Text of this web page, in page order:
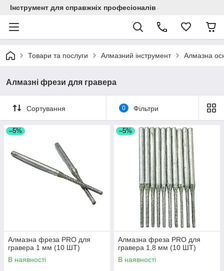
Інструмент для справжніх професіоналів
Товари та послуги Алмазний інструмент Алмазна
Алмазні фрези для гравера
Сортування 0 Фільтри
–5%
Алмазна фреза PRO для
гравера 1 мм (10 ШТ)
В наявності
–5%
Алмазна фреза PRO для
гравера 1,8 мм (10 ШТ)
В наявності